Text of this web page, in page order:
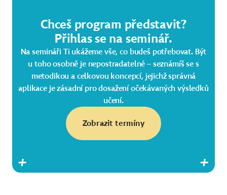
Chceš program představit?
Přihlas se na seminář.
Na semináři Ti ukážeme vše, co budeš potřebovat. Být
u toho osobně je nepostradatelné – seznámíš se s
metodikou a celkovou koncepcí, jejichž správná
aplikace je zásadní pro dosažení očekávaných výsledků
učení.
Zobrazit termíny